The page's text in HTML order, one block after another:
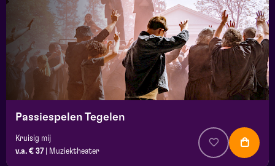
Passiespelen Tegelen
Kruisig mij
v.a. € 37
Muziektheater